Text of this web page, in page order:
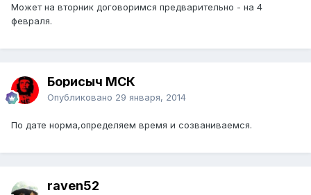
Может на вторник договоримся предварительно - на 4
февраля.
Борисыч МСК
Опубликовано 29 января, 2014
По дате норма,определяем время и созваниваемся.
raven52